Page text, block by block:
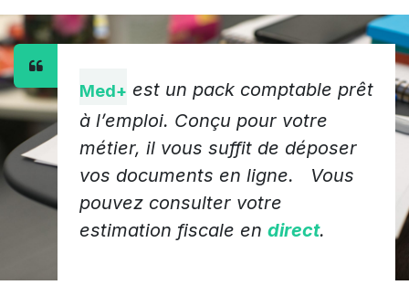
Med+ est un pack comptable prêt
à l’emploi. Conçu pour votre
métier, il vous suffit de déposer
vos documents en ligne. Vous
pouvez consulter votre
estimation fiscale en direct.